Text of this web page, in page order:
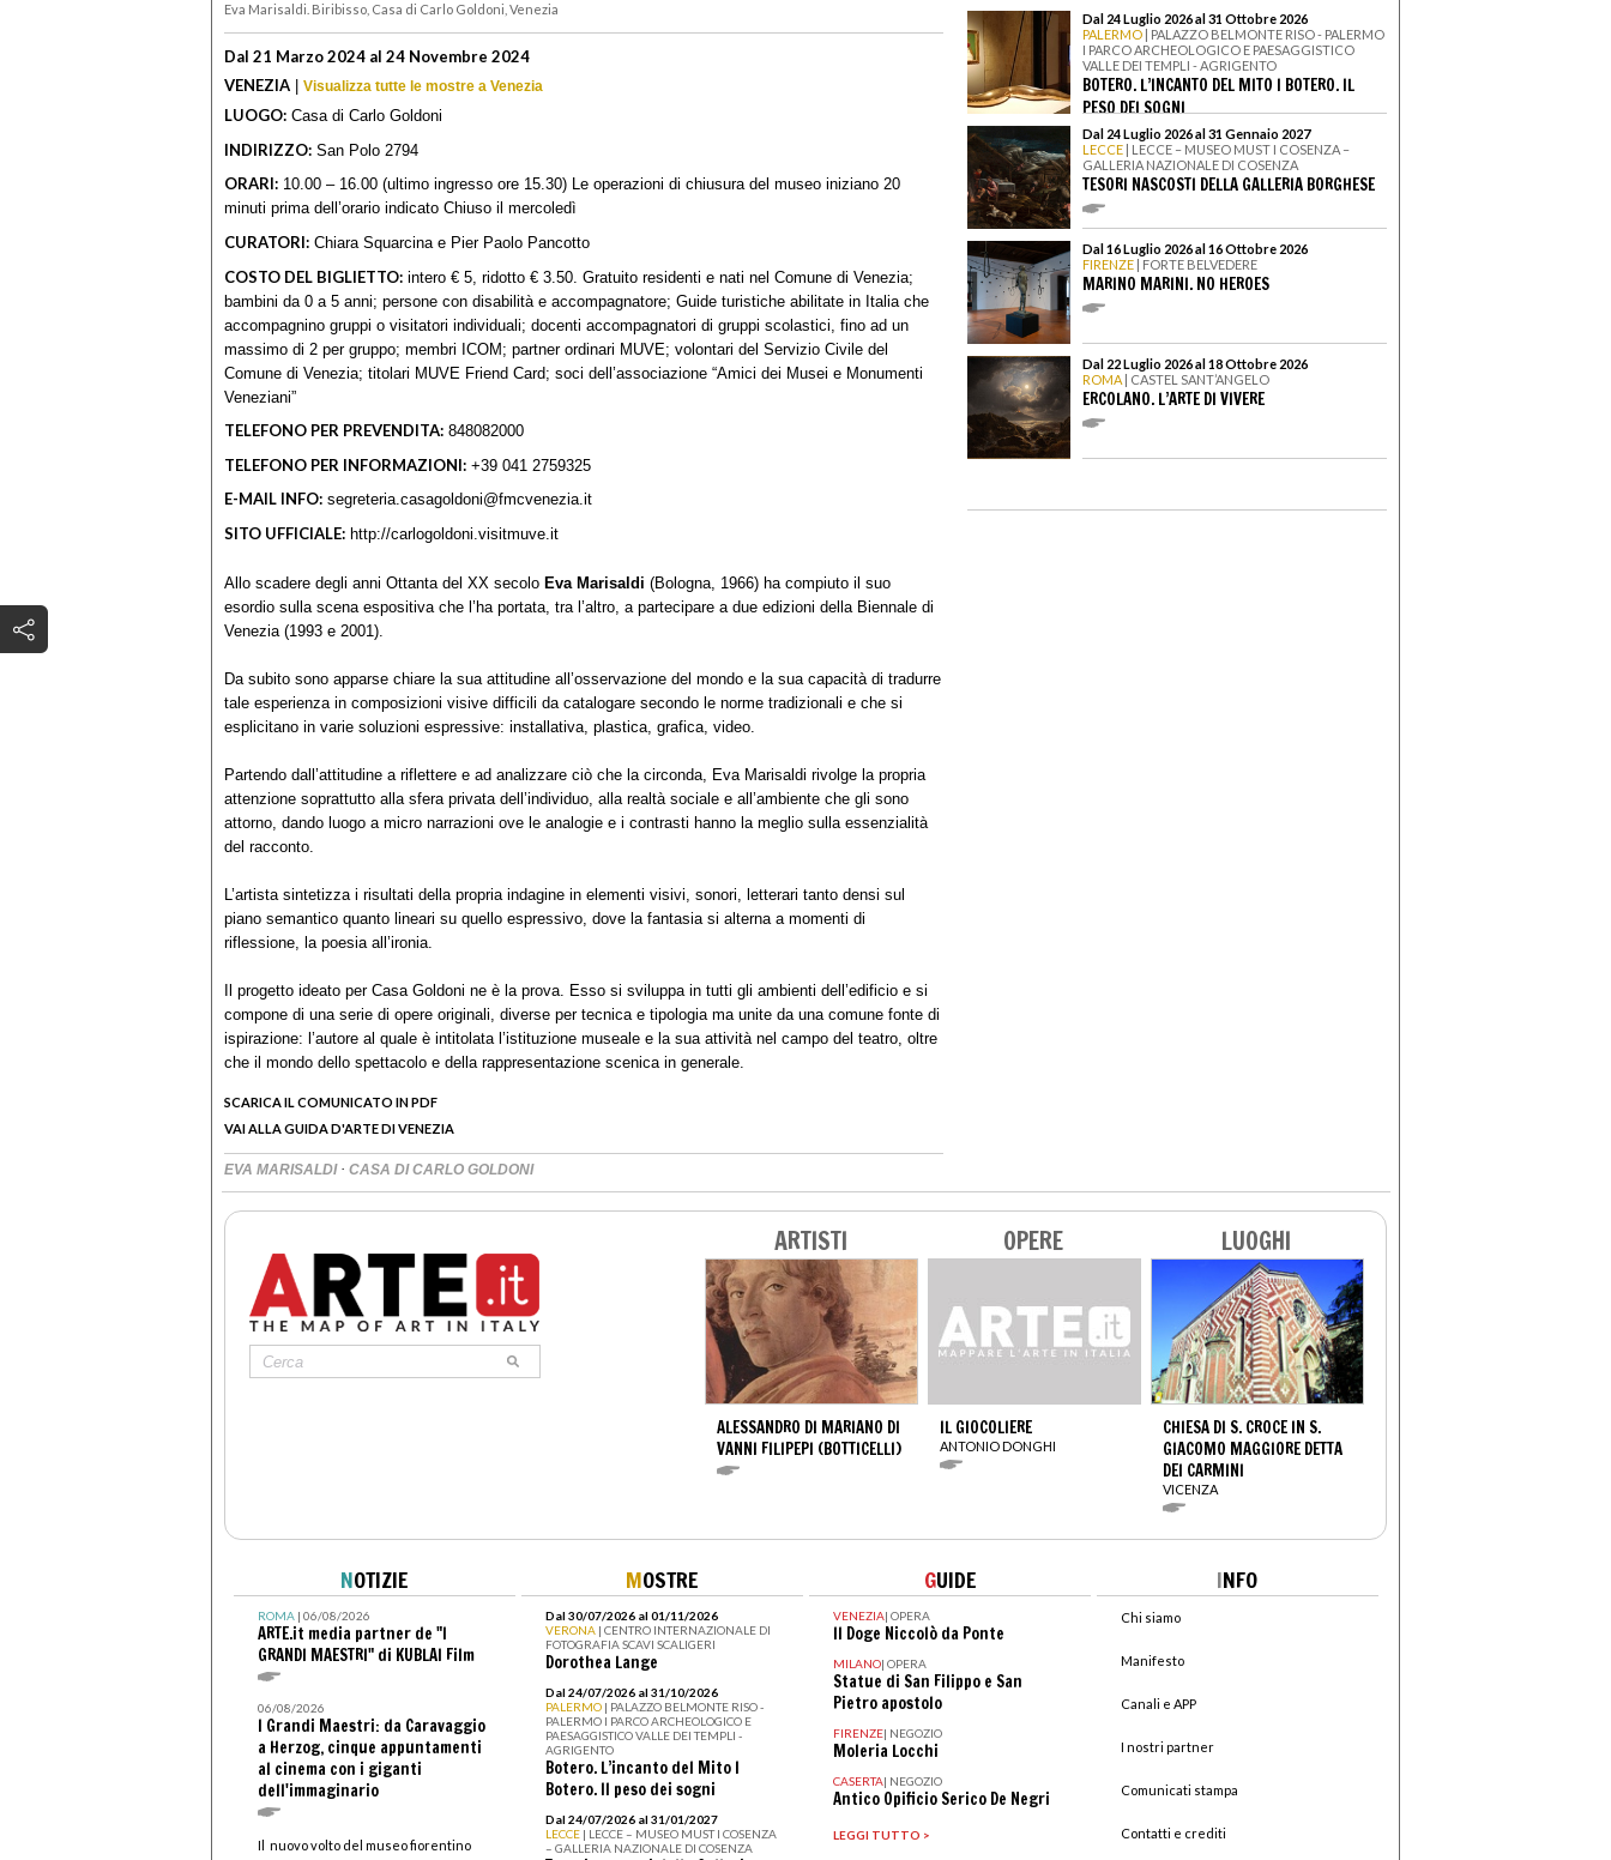
Eva Marisaldi. Biribisso, Casa di Carlo Goldoni, Venezia
Dal 21 Marzo 2024 al 24 Novembre 2024
VENEZIA | Visualizza tutte le mostre a Venezia
LUOGO: Casa di Carlo Goldoni
INDIRIZZO: San Polo 2794
ORARI: 10.00 – 16.00 (ultimo ingresso ore 15.30) Le operazioni di chiusura del museo iniziano 20
minuti prima dell’orario indicato Chiuso il mercoledì
CURATORI: Chiara Squarcina e Pier Paolo Pancotto
COSTO DEL BIGLIETTO: intero € 5, ridotto € 3.50. Gratuito residenti e nati nel Comune di Venezia;
bambini da 0 a 5 anni; persone con disabilità e accompagnatore; Guide turistiche abilitate in Italia che
accompagnino gruppi o visitatori individuali; docenti accompagnatori di gruppi scolastici, fino ad un
massimo di 2 per gruppo; membri ICOM; partner ordinari MUVE; volontari del Servizio Civile del
Comune di Venezia; titolari MUVE Friend Card; soci dell’associazione “Amici dei Musei e Monumenti
Veneziani”
TELEFONO PER PREVENDITA: 848082000
TELEFONO PER INFORMAZIONI: +39 041 2759325
E-MAIL INFO: segreteria.casagoldoni@fmcvenezia.it
SITO UFFICIALE: http://carlogoldoni.visitmuve.it
Allo scadere degli anni Ottanta del XX secolo Eva Marisaldi (Bologna, 1966) ha compiuto il suo
esordio sulla scena espositiva che l’ha portata, tra l’altro, a partecipare a due edizioni della Biennale di
Venezia (1993 e 2001).
Da subito sono apparse chiare la sua attitudine all’osservazione del mondo e la sua capacità di tradurre
tale esperienza in composizioni visive difficili da catalogare secondo le norme tradizionali e che si
esplicitano in varie soluzioni espressive: installativa, plastica, grafica, video.
Partendo dall’attitudine a riflettere e ad analizzare ciò che la circonda, Eva Marisaldi rivolge la propria
attenzione soprattutto alla sfera privata dell’individuo, alla realtà sociale e all’ambiente che gli sono
attorno, dando luogo a micro narrazioni ove le analogie e i contrasti hanno la meglio sulla essenzialità
del racconto.
L’artista sintetizza i risultati della propria indagine in elementi visivi, sonori, letterari tanto densi sul
piano semantico quanto lineari su quello espressivo, dove la fantasia si alterna a momenti di
riflessione, la poesia all’ironia.
Il progetto ideato per Casa Goldoni ne è la prova. Esso si sviluppa in tutti gli ambienti dell’edificio e si
compone di una serie di opere originali, diverse per tecnica e tipologia ma unite da una comune fonte di
ispirazione: l’autore al quale è intitolata l’istituzione museale e la sua attività nel campo del teatro, oltre
che il mondo dello spettacolo e della rappresentazione scenica in generale.
SCARICA IL COMUNICATO IN PDF
VAI ALLA GUIDA D'ARTE DI VENEZIA
EVA MARISALDI · CASA DI CARLO GOLDONI
Dal 24 Luglio 2026 al 31 Ottobre 2026
PALERMO | PALAZZO BELMONTE RISO - PALERMO
I PARCO ARCHEOLOGICO E PAESAGGISTICO
VALLE DEI TEMPLI - AGRIGENTO
BOTERO. L’INCANTO DEL MITO I BOTERO. IL
PESO DEI SOGNI
Dal 24 Luglio 2026 al 31 Gennaio 2027
LECCE | LECCE – MUSEO MUST I COSENZA –
GALLERIA NAZIONALE DI COSENZA
TESORI NASCOSTI DELLA GALLERIA BORGHESE
Dal 16 Luglio 2026 al 16 Ottobre 2026
FIRENZE | FORTE BELVEDERE
MARINO MARINI. NO HEROES
Dal 22 Luglio 2026 al 18 Ottobre 2026
ROMA | CASTEL SANT’ANGELO
ERCOLANO. L’ARTE DI VIVERE
ARTISTI
ALESSANDRO DI MARIANO DI
VANNI FILIPEPI (BOTTICELLI)
OPERE
IL GIOCOLIERE
ANTONIO DONGHI
LUOGHI
CHIESA DI S. CROCE IN S.
GIACOMO MAGGIORE DETTA
DEI CARMINI
VICENZA
NOTIZIE
ROMA| 06/08/2026
ARTE.it media partner de "I
GRANDI MAESTRI" di KUBLAI Film
06/08/2026
I Grandi Maestri: da Caravaggio
a Herzog, cinque appuntamenti
al cinema con i giganti
dell'immaginario
Il nuovo volto del museo fiorentino
MOSTRE
Dal 30/07/2026 al 01/11/2026
VERONA | CENTRO INTERNAZIONALE DI
FOTOGRAFIA SCAVI SCALIGERI
Dorothea Lange
Dal 24/07/2026 al 31/10/2026
PALERMO | PALAZZO BELMONTE RISO -
PALERMO I PARCO ARCHEOLOGICO E
PAESAGGISTICO VALLE DEI TEMPLI -
AGRIGENTO
Botero. L’incanto del Mito I
Botero. Il peso dei sogni
Dal 24/07/2026 al 31/01/2027
LECCE | LECCE – MUSEO MUST I COSENZA
– GALLERIA NAZIONALE DI COSENZA
GUIDE
VENEZIA| OPERA
Il Doge Niccolò da Ponte
MILANO| OPERA
Statue di San Filippo e San
Pietro apostolo
FIRENZE| NEGOZIO
Moleria Locchi
CASERTA| NEGOZIO
Antico Opificio Serico De Negri
LEGGI TUTTO >
INFO
Chi siamo
Manifesto
Canali e APP
I nostri partner
Comunicati stampa
Contatti e crediti